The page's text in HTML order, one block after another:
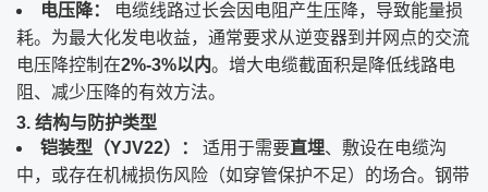
电压降：
​ 电缆线路过长会因电阻产生压降，导致能量损
耗。为最大化发电收益，通常要求从逆变器到并网点的交流
电压降控制在2%-3%以内。增大电缆截面积是降低线路电
阻、减少压降的有效方法。
3. 结构与防护类型
铠装型（YJV22）：
​ 适用于需要直埋、敷设在电缆沟
中，或存在机械损伤风险（如穿管保护不足）的场合。钢带